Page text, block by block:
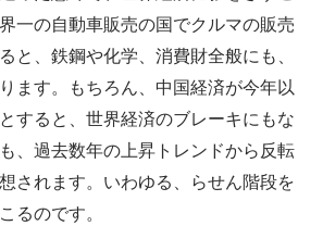
一の自動車販売の国でクルマの販売
と、鉄鋼や化学、消費財全般にも、
ます。もちろん、中国経済が今年以
すると、世界経済のブレーキにもな
、過去数年の上昇トレンドから反転
されます。いわゆる、らせん階段を
るのです。